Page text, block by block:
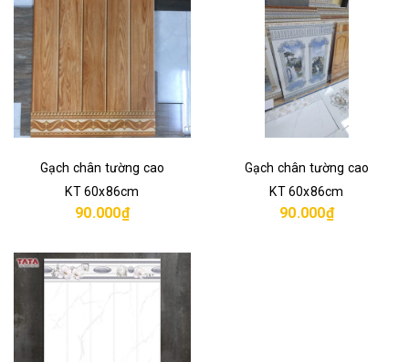
Gạch chân tường cao
KT 60x86cm
90.000₫
Gạch chân tường cao
KT 60x86cm
90.000₫